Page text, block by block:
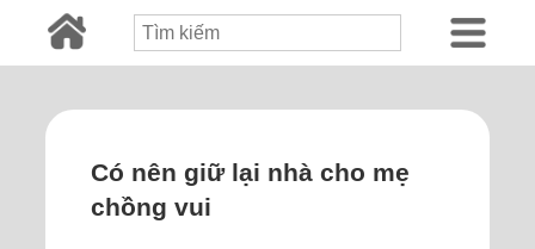
Có nên giữ lại nhà cho mẹ
chồng vui